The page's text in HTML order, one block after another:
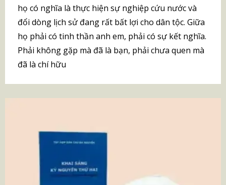
họ có nghĩa là thực hiện sự nghiệp cứu nước và
đổi dòng lịch sử đang rất bất lợi cho dân tộc. Giữa
họ phải có tinh thần anh em, phải có sự kết nghĩa.
Phải không gặp mà đã là bạn, phải chưa quen mà
đã là chí hữu